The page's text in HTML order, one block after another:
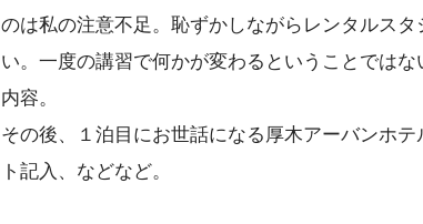
のは私の注意不足。恥ずかしながらレンタルス
い。一度の講習で何かが変わるということでは
内容。
その後、１泊目にお世話になる厚木アーバンホ
ト記入、などなど。